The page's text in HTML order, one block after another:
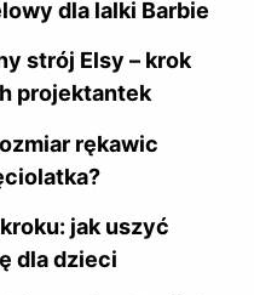
dla lalki Barbie
strój Elsy – krok
projektantek
rękawic
jak uszyć
dla dzieci